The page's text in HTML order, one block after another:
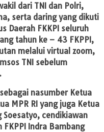
dari TNI dan Polri,
serta daring yang dikuti
Daerah FKKPI seluruh
tahun ke – 43 FKPPI,
melalui virtual zoom,
TNI sebelum
nasumber Ketua
MPR RI yang juga Ketua
Soesatyo, cendikiawan
Indra Bambang